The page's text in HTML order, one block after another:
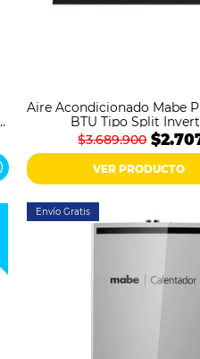
Aire Acondicionado Mabe
BTU Tipo Split
MMI18CDMCCC10
$3.689.900
VER PRODUCTO
Envío Gratis